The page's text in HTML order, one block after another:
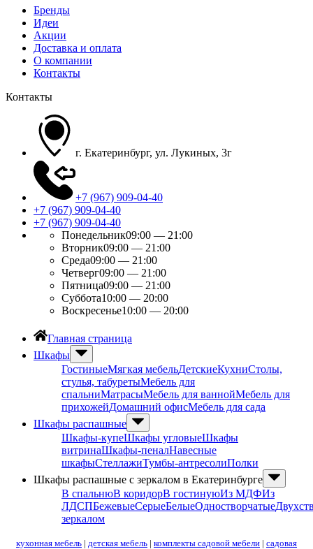
Бренды
Идеи
Акции
Доставка и оплата
О компании
Контакты
Контакты
г. Екатеринбург, ул. Лукиных, 3г
+7 (967) 909-04-40
+7 (967) 909-04-40
+7 (967) 909-04-40
Понедельник09:00 — 21:00
Вторник09:00 — 21:00
Среда09:00 — 21:00
Четверг09:00 — 21:00
Пятница09:00 — 21:00
Суббота10:00 — 20:00
Воскресенье10:00 — 20:00
Главная страница
Шкафы
ГостиныеМягкая мебельДетскиеКухниСтолы,
стулья, табуретыМебель для
спальниМатрасыМебель для ваннойМебель для
прихожейДомашний офисМебель для сада
Шкафы распашные
Шкафы-купеШкафы угловыеШкафы
витринаШкафы-пеналНавесные
шкафыСтеллажиТумбы-антресолиПолки
Шкафы распашные с зеркалом в Екатеринбурге
В спальнюВ коридорВ гостинуюИз МДФИз
ЛДСПБежевыеСерыеБелыеОдностворчатые
зеркалом
кухонная мебель | детская мебель | комплекты садовой мебели | садовая